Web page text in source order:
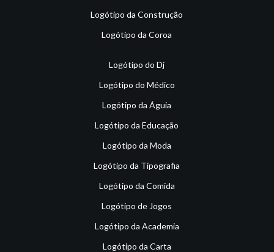
Logótipo da Construção
Logótipo da Coroa
Logótipo do Dj
Logótipo do Médico
Logótipo da Águia
Logótipo da Educação
Logótipo da Moda
Logótipo da Tipografia
Logótipo da Comida
Logótipo de Jogos
Logótipo da Academia
Logótipo da Carta